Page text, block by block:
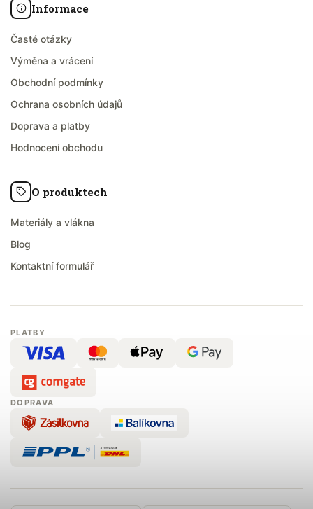
Informace
Časté otázky
Výměna a vrácení
Obchodní podmínky
Ochrana osobních údajů
Doprava a platby
Hodnocení obchodu
O produktech
Materiály a vlákna
Blog
Kontaktní formulář
PLATBY
DOPRAVA